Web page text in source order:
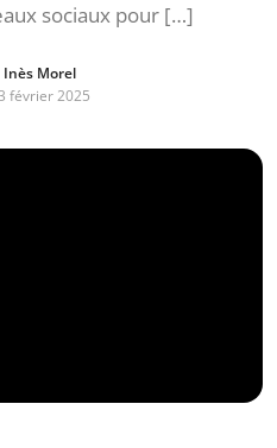
sociaux pour […]
Inès Morel
février 2025